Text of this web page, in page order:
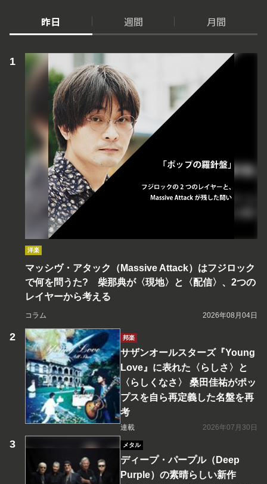
昨日 週間 月間
洋楽
マッシヴ・アタック（Massive Attack）はフジロック
で何を問うた? 柴那典が〈現地〉と〈配信〉、2つの
レイヤーから考える
コラム 2026年08月04日
邦楽
サザンオールスターズ『Young
Love』に表れた〈らしさ〉と
〈らしくなさ〉 桑田佳祐がポッ
プスを自ら再定義した名盤を再
考
連載 2026年07月30日
メタル
ディープ・パープル（Deep
Purple）の素晴らしい新作